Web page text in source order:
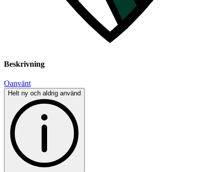
Beskrivning
Oanvänt
Helt ny och aldrig använd